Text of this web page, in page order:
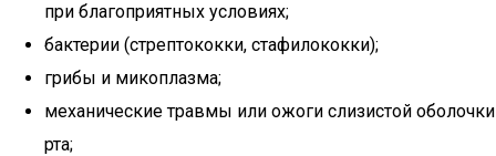
при благоприятных условиях;
бактерии (стрептококки, стафилококки);
грибы и микоплазма;
механические травмы или ожоги слизистой оболочки
рта;